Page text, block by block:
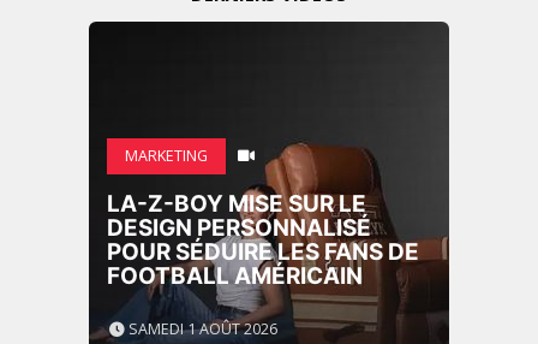
MARKETING
LA-Z-BOY MISE SUR LE
DESIGN PERSONNALISÉ
POUR SÉDUIRE LES FANS DE
FOOTBALL AMÉRICAIN
SAMEDI 1 AOÛT 2026